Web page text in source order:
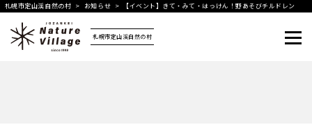
メニュー
札幌市定山渓自然の村 > お知らせ > 【イベント】きて・みて・はっけん！野あそびチルドレン
札幌市定山渓自然の村